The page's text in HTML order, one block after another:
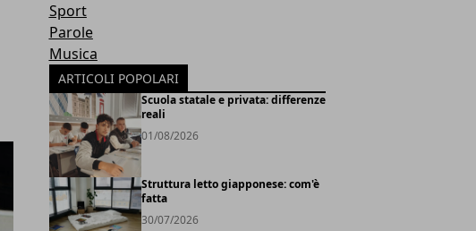
Sport
Parole
Musica
ARTICOLI POPOLARI
Scuola statale e privata: differenze
reali
01/08/2026
Struttura letto giapponese: com'è
fatta
30/07/2026